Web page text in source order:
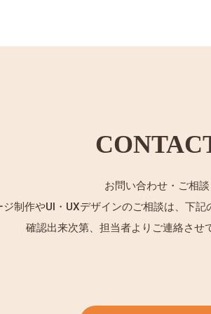
お問い合わせ・ご相談
制作やUI・UXデザインのご相談は、下記
確認出来次第、担当者よりご連絡させ